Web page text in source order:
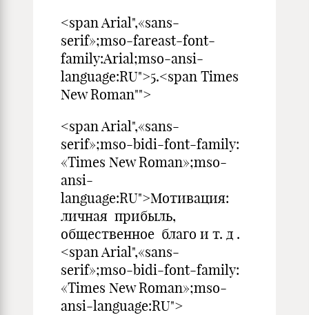
<span Arial",«sans-
serif»;mso-fareast-font-
family:Arial;mso-ansi-
language:RU">5.<span Times
New Roman"">
<span Arial",«sans-
serif»;mso-bidi-font-family:
«Times New Roman»;mso-
ansi-
language:RU">Мотивация:
личная прибыль,
общественное благо и т. д .
<span Arial",«sans-
serif»;mso-bidi-font-family:
«Times New Roman»;mso-
ansi-language:RU">